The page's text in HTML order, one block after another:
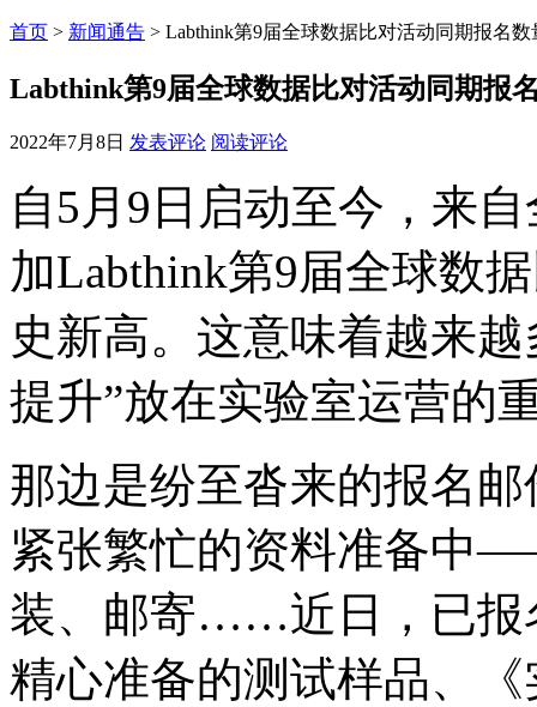
首页 > 新闻通告 > Labthink第9届全球数据比对活动同期报名
Labthink第9届全球数据比对活动同期报
2022年7月8日 发表评论 阅读评论
自5月9日启动至今，来
加Labthink第9届全球数
史新高。这意味着越来
提升”放在实验室运营的
那边是纷至沓来的报名
紧张繁忙的资料准备中
装、邮寄……近日，已报
精心准备的测试样品、